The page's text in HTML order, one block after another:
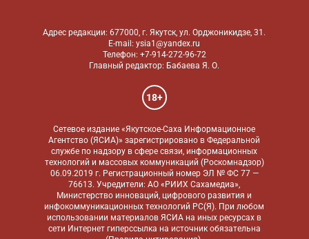
Адрес редакции: 677000, г. Якутск, ул. Орджоникидзе, 31.
E-mail: ysia1@yandex.ru
Телефон: +7-914-272-96-72
Главный редактор: Бабаева Я. О.
18+
Сетевое издание «Якутское-Саха Информационное
Агентство (ЯСИА)» зарегистрировано в Федеральной
службе по надзору в сфере связи, информационных
технологий и массовых коммуникаций (Роскомнадзор)
06.09.2019 г. Регистрационный номер ЭЛ № ФС 77 —
76613. Учредители: АО «РИИХ Сахамедиа»,
Министерство инноваций, цифрового развития и
инфокоммуникационных технологий РС(Я). При любом
использовании материалов ЯСИА на иных ресурсах в
сети Интернет гиперссылка на источник обязательна